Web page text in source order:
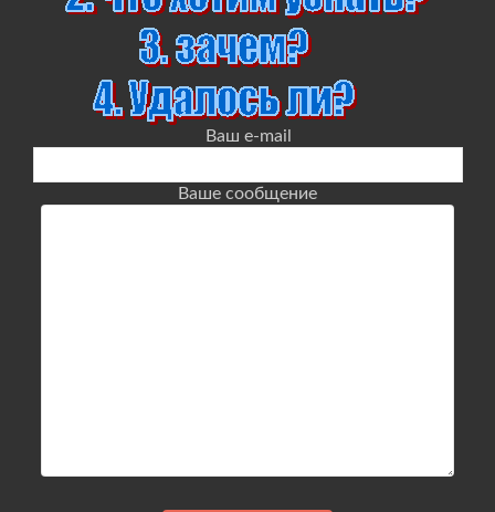
Ваш e-mail
Ваше сообщение